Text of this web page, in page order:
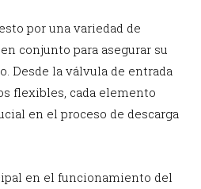
por una variedad de
conjunto para asegurar su
Desde la válvula de entrada
flexibles, cada elemento
en el proceso de descarga
en el funcionamiento del